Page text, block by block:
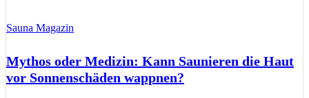
Sauna Magazin
Mythos oder Medizin: Kann Saunieren die Haut
vor Sonnenschäden wappnen?